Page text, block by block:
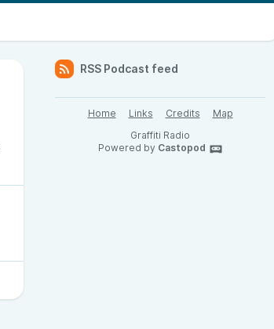
RSS Podcast feed
Home Links Credits
Map
Graffiti Radio
Powered by Castopod